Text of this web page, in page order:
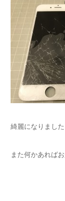
綺麗になりまし
また何かあれば